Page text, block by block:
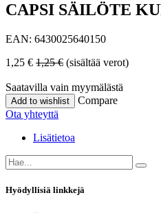
CAPSI SÄILÖTE
EAN: 6430025640150
1,25 € 1,25€ (sisältää verot)
Saatavilla vain myymälästä
Add to wishlist
Compare
Ota yhteyttä
Lisätietoa
Hyödyllisiä linkkejä